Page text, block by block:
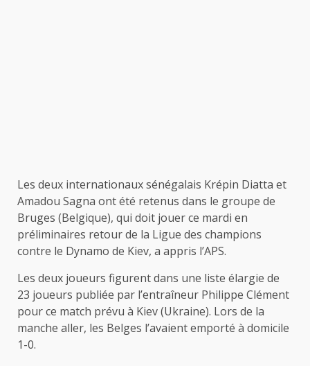
Les deux internationaux sénégalais Krépin Diatta et
Amadou Sagna ont été retenus dans le groupe de
Bruges (Belgique), qui doit jouer ce mardi en
préliminaires retour de la Ligue des champions
contre le Dynamo de Kiev, a appris l’APS.
Les deux joueurs figurent dans une liste élargie de
23 joueurs publiée par l’entraîneur Philippe Clément
pour ce match prévu à Kiev (Ukraine). Lors de la
manche aller, les Belges l’avaient emporté à domicile
1-0.